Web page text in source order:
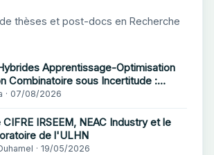
thèses et post-docs en Recherche
Apprentissage-Optimisation
Combinatoire sous Incertitude :
de la Recharge de
· 07/08/2026
IRSEEM, NEAC Industry et le
de l'ULHN
· 19/05/2026